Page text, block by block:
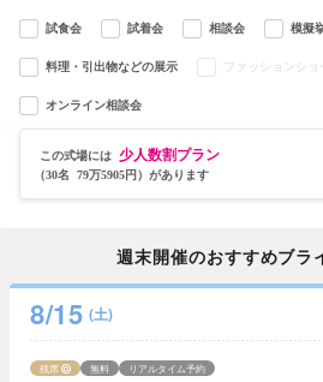
試食会 試着会 相談会 模擬
料理・引出物などの展示 ファッションショ
オンライン相談会
この式場には 少人数割プラン
（30名 79万5905円）があります
週末開催のおすすめブラ
8/15 (土)
残席 無料 リアルタイム予約